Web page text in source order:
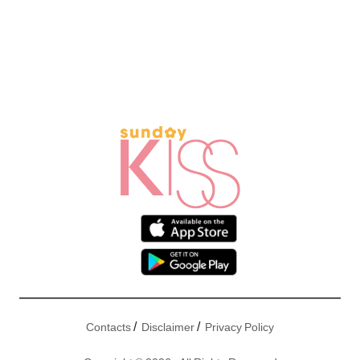
Contacts/ Disclaimer/ Privacy Policy